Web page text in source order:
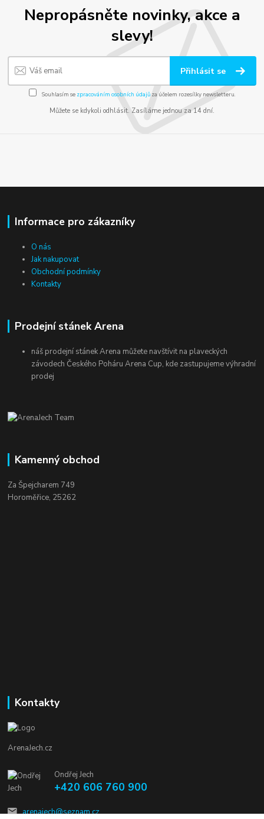
Nepropásněte novinky, akce a
slevy!
Přihlásit se
Souhlasím se zpracováním osobních údajůza účelem rozesílky newsletteru.
Můžete se kdykoli odhlásit. Zasíláme jednou za 14 dní.
Informace pro zákazníky
O nás
Jak nakupovat
Obchodní podmínky
Kontakty
Prodejní stánek Arena
náš prodejní stánek Arena můžete navštívit na plaveckých
závodech Českého Poháru Arena Cup, kde zastupujeme výhradní
prodej
Kamenný obchod
Za Špejcharem 749
Horoměřice, 25262
Kontakty
ArenaJech.cz
Ondřej Jech
+420 606 760 900
arenajech@seznam.cz